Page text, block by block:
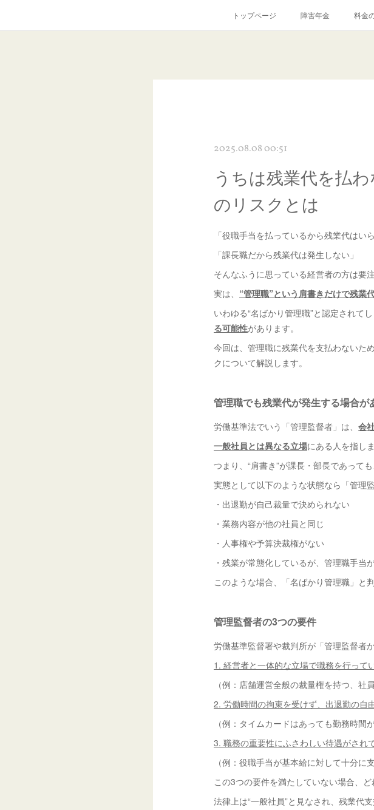
トップページ 障害年金 料金
2025.08.08 00:51
うちは残業代を払
のリスクとは
「役職手当を払っているから残業代はい
「課長職だから残業代は発生しない」
そんなふうに思っている経営者の方は要注
実は、 “管理職”という肩書きだけで残業
いわゆる“名ばかり管理職”と認定されてし
る可能性があります。
今回は、管理職に残業代を支払わないた
クについて解説します。
管理職でも残業代が発生する場合が
労働基準法でいう「管理監督者」は、 会
一般社員とは異なる立場にある人を指しま
つまり、“肩書き”が課長・部長であっても
実態として以下のような状態なら「管理
・出退勤が自己裁量で決められない
・業務内容が他の社員と同じ
・人事権や予算決裁権がない
・残業が常態化しているが、管理職手当
このような場合、「名ばかり管理職」と
管理監督者の3つの要件
労働基準監督署や裁判所が「管理監督者
1. 経営者と一体的な立場で職務を行って
（例：店舗運営全般の裁量権を持つ、社
2. 労働時間の拘束を受けず、出退勤の自
（例：タイムカードはあっても勤務時間
3. 職務の重要性にふさわしい待遇がされ
（例：役職手当が基本給に対して十分に
この3つの要件を満たしていない場合、
法律上は“一般社員”と見なされ、残業代支